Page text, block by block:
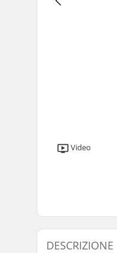
Video
DESCRIZIONE